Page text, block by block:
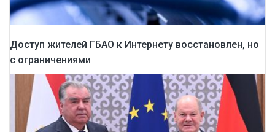
Доступ жителей ГБАО к Интернету восстановлен, но
с ограничениями